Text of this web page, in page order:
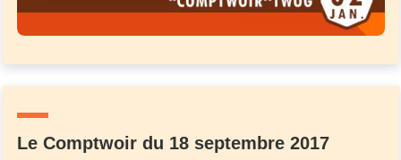
Le Comptwoir du 18 septembre 2017